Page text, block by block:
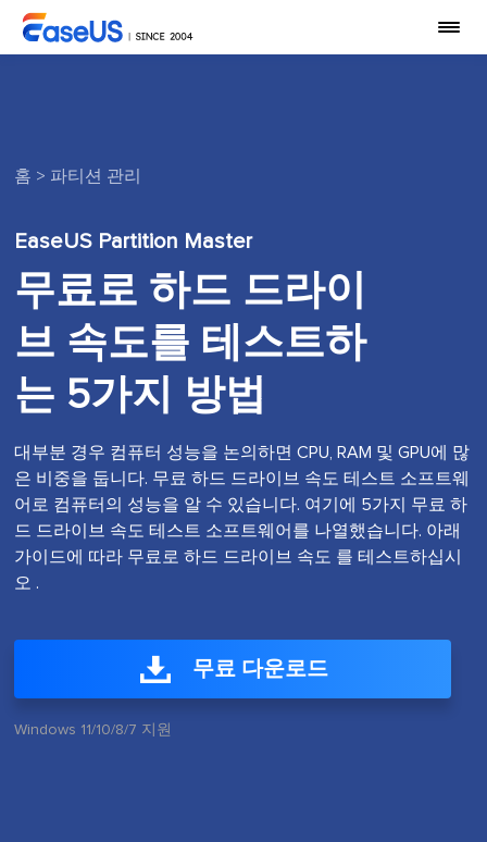
홈 > 파티션 관리
EaseUS Partition Master
무료로 하드 드라이
브 속도를 테스트하
는 5가지 방법
대부분 경우 컴퓨터 성능을 논의하면 CPU, RAM 및 GPU에 많
은 비중을 둡니다. 무료 하드 드라이브 속도 테스트 소프트웨
어로 컴퓨터의 성능을 알 수 있습니다. 여기에 5가지 무료 하
드 드라이브 속도 테스트 소프트웨어를 나열했습니다. 아래
가이드에 따라 무료로 하드 드라이브 속도 를 테스트하십시
오 .
무료 다운로드
Windows 11/10/8/7 지원